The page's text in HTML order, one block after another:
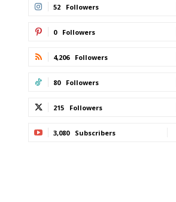
52 Followers
0 Followers
4,206 Followers
80 Followers
215 Followers
3,080 Subscribers